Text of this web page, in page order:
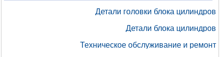
Детали головки блока цилиндров
Детали блока цилиндров
Техническое обслуживание и ремонт